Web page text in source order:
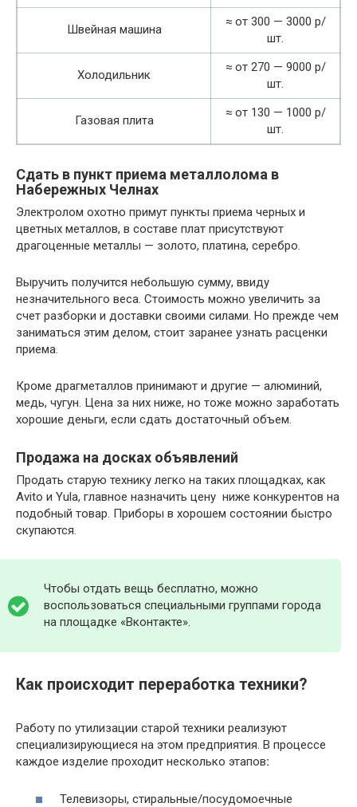
Швейная машина
≈ от 300 — 3000 р/
шт.
Холодильник
≈ от 270 — 9000 р/
шт.
Газовая плита
≈ от 130 — 1000 р/
шт.
Сдать в пункт приема металлолома в
Набережных Челнах
Электролом охотно примут пункты приема черных и
цветных металлов, в составе плат присутствуют
драгоценные металлы — золото, платина, серебро.
Выручить получится небольшую сумму, ввиду
незначительного веса. Стоимость можно увеличить за
счет разборки и доставки своими силами. Но прежде чем
заниматься этим делом, стоит заранее узнать расценки
приема.
Кроме драгметаллов принимают и другие — алюминий,
медь, чугун. Цена за них ниже, но тоже можно заработать
хорошие деньги, если сдать достаточный объем.
Продажа на досках объявлений
Продать старую технику легко на таких площадках, как
Avito и Yula, главное назначить цену ниже конкурентов на
подобный товар. Приборы в хорошем состоянии быстро
скупаются.
Чтобы отдать вещь бесплатно, можно
воспользоваться специальными группами города
на площадке «Вконтакте».
Как происходит переработка техники?
Работу по утилизации старой техники реализуют
специализирующиеся на этом предприятия. В процессе
каждое изделие проходит несколько этапов:
Телевизоры, стиральные/посудомоечные